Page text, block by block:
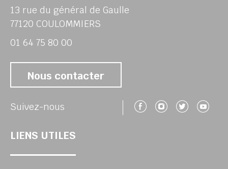
13 rue du général de Gaulle
77120 COULOMMIERS
01 64 75 80 00
Nous contacter
Suivez-nous Suivez-nous
Suivez-
LIENS UTILES